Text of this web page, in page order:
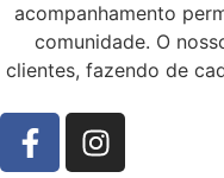
acompanhamento
comunidade. O
clientes, fazendo de